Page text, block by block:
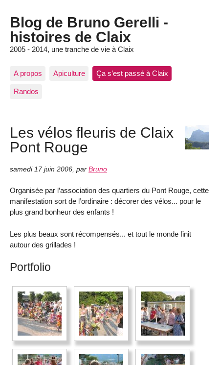
Blog de Bruno Gerelli -
histoires de Claix
2005 - 2014, une tranche de vie à Claix
A propos Apiculture Ça s’est passé à Claix
Randos
Les vélos fleuris de Claix
Pont Rouge
samedi 17 juin 2006 par Bruno
Organisée par l’association des quartiers du Pont Rouge, cette
manifestation sort de l’ordinaire : décorer des vélos... pour le
plus grand bonheur des enfants !
Les plus beaux sont récompensés... et tout le monde finit
autour des grillades !
Portfolio